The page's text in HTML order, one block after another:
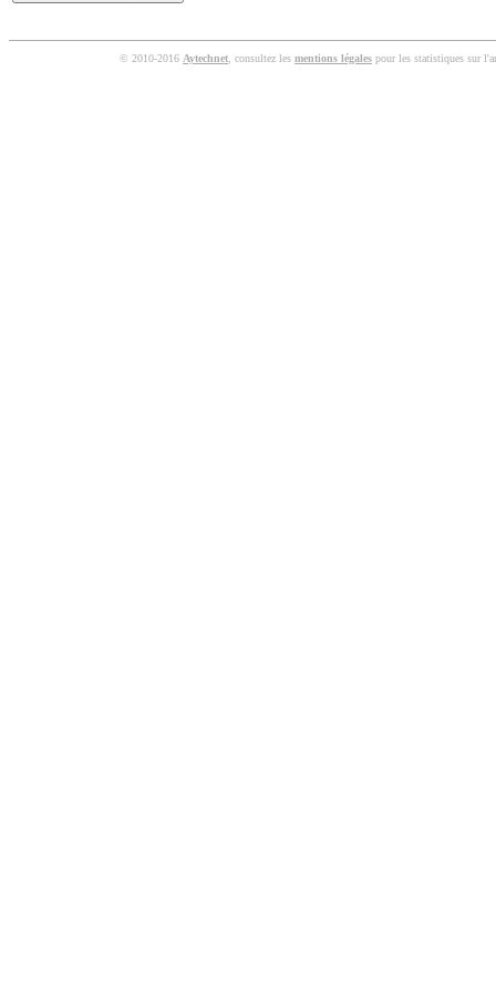
© 2010-2016 Aytechnet , consultez les mentions légales pour les statistiques sur